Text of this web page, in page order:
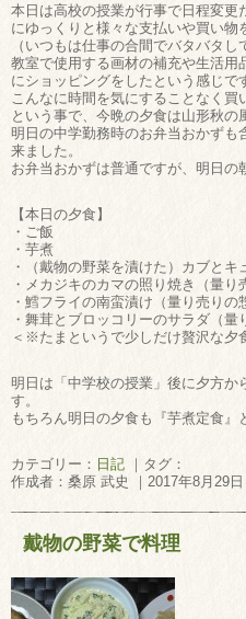
本日は高校の授業が行事で日程変更
にゆっくりと様々な支払いや買い物
（いつもは仕事の合間でバタバタし
教室で使用する画材の補充や生活用
にショッピングをしたという感じで
こんなに時間を気にすることなく
という事で、今晩の夕食は山形秋の
明日の中学勤務時のお弁当おかずも
来ました。
お弁当おかずは普通ですが、明日
【本日の夕食】
・ご飯
・芋煮
・（戴物の野菜を漬けた）カブとキ
・メカジキのカマの照り焼き（量り
・鱈フライの南蛮漬け（量り売りの
・舞茸とブロッコリーのサラダ（量
＜※たまというで少しだけ贅沢な夕
明日は「中学校の授業」後に夕方か
す。
もちろん明日の夕食も『芋煮定食』
カテゴリー： 日記 ｜タグ：
作成者：桑原 武史 ｜2017年8月29日
戴物の野菜で料理